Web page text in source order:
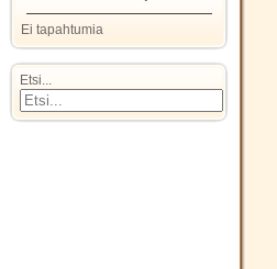
Ei tapahtumia
Etsi...